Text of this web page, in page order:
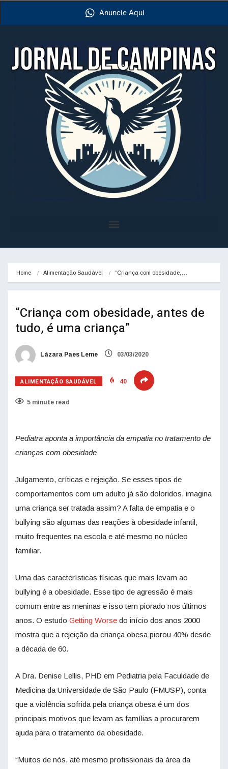
Anuncie Aqui
Home Alimentação Saudável “Criança com obesidade,…
“Criança com obesidade, antes de
tudo, é uma criança”
Lázara Paes Leme 03/03/2020
ALIMENTAÇÃO SAUDÁVEL 40
5 minute read
Pediatra aponta a importância da empatia no tratamento de
crianças com obesidade
Julgamento, críticas e rejeição. Se esses tipos de
comportamentos com um adulto já são doloridos, imagina
uma criança ser tratada assim? A falta de empatia e o
bullying são algumas das reações à obesidade infantil,
muito frequentes na escola e até mesmo no núcleo
familiar.
Uma das características físicas que mais levam ao
bullying é a obesidade. Esse tipo de agressão é mais
comum entre as meninas e isso tem piorado nos últimos
anos. O estudo Getting Worse do início dos anos 2000
mostra que a rejeição da criança obesa piorou 40% desde
a década de 60.
A Dra. Denise Lellis, PHD em Pediatria pela Faculdade de
Medicina da Universidade de São Paulo (FMUSP), conta
que a violência sofrida pela criança obesa é um dos
principais motivos que levam as famílias a procurarem
ajuda para o tratamento da obesidade.
“Muitos de nós, até mesmo profissionais da área da